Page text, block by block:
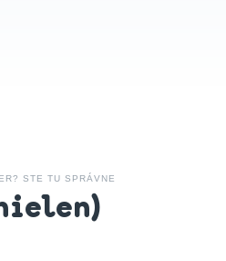
STE TU SPRÁVNE